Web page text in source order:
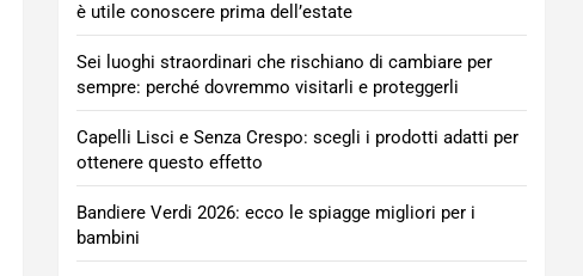
è utile conoscere prima dell’estate
Sei luoghi straordinari che rischiano di cambiare per
sempre: perché dovremmo visitarli e proteggerli
Capelli Lisci e Senza Crespo: scegli i prodotti adatti per
ottenere questo effetto
Bandiere Verdi 2026: ecco le spiagge migliori per i
bambini